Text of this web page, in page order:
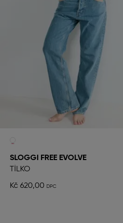
SLOGGI FREE EVOLVE
TÍLKO
Kč 620,00